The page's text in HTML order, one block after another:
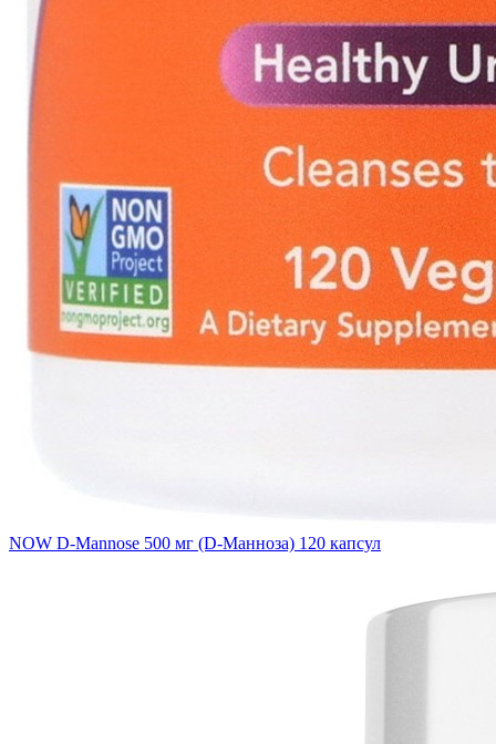
NOW D-Mannose 500 мг (D-Манноза) 120 капсул